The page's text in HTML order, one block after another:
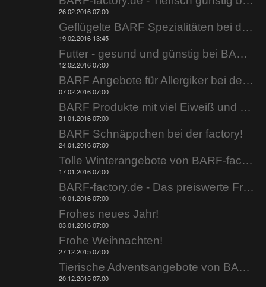
26.02.2016 07:00
Geflügelte BARF Spezialitäten bei der factory.
19.02.2016 13:45
Futter - gesund und günstig bei BARF-factory.de.
12.02.2016 07:00
BARF Angebote für Allergiker bei der factory.
07.02.2016 07:00
BARF Produkte mit viel Eiweiß und wenig Fett!
31.01.2016 07:00
BARF Schnäppchen bei der factory!
24.01.2016 07:00
Tolle Winterangebote von BARF-factory.de
17.01.2016 07:00
BARF-factory.de - Das preiswerte Frostfutter.
10.01.2016 07:00
Frohes neues Jahr!
03.01.2016 07:00
Frohe Weihnachten!
27.12.2015 07:00
Tierische Adventsangebote von BARF-factory.de
20.12.2015 07:00